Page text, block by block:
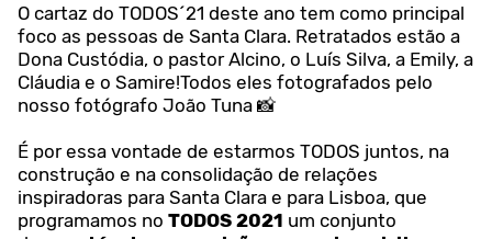
O cartaz do TODOS´21 deste ano tem como principal
foco as pessoas de Santa Clara. Retratados estão a
Dona Custódia, o pastor Alcino, o Luís Silva, a Emily, a
Cláudia e o Samire!Todos eles fotografados pelo
nosso fotógrafo João Tuna 📸
É por essa vontade de estarmos TODOS juntos, na
construção e na consolidação de relações
inspiradoras para Santa Clara e para Lisboa, que
programamos no TODOS 2021 um conjunto